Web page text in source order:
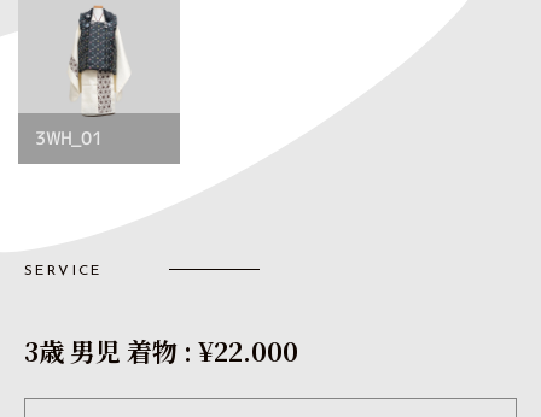
3WH_01
SERVICE
3歳 男児 着物 : ¥22.000